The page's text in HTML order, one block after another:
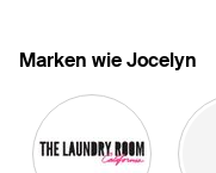
Marken wie Jocelyn